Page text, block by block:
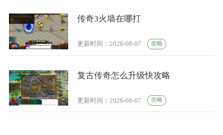
传奇3火墙在哪打
更新时间：2026-08-07 攻略
复古传奇怎么升级快攻略
更新时间：2026-08-07 攻略